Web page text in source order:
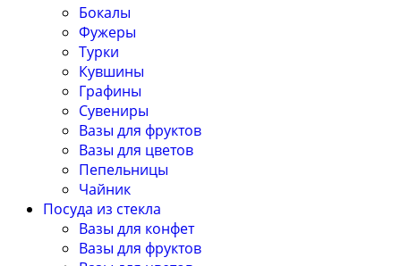
Бокалы
Фужеры
Турки
Кувшины
Графины
Сувениры
Вазы для фруктов
Вазы для цветов
Пепельницы
Чайник
Посуда из стекла
Вазы для конфет
Вазы для фруктов